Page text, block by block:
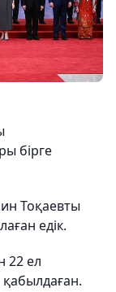
бірге
Тоқаевты
едік.
22 ел